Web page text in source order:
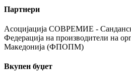
Партнери
Асоциjaциja СОВРЕМИЕ -
Федерациja на производители на
Македониja (ФПОПМ)
Вкупен буџет